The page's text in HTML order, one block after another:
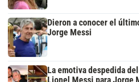
Dieron a conocer el
Jorge Messi
La emotiva despedida
Lionel Messi para Jorge